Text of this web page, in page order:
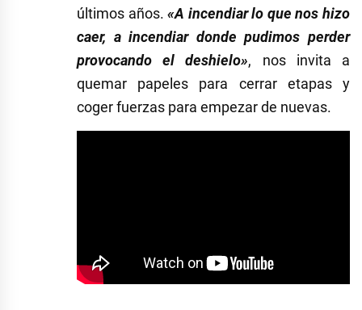
últimos años.«A incendiar lo que nos hizo
caer, a incendiar donde pudimos perder
provocando el deshielo», nos invita a
quemar papeles para cerrar etapas y
coger fuerzas para empezar de nuevas.